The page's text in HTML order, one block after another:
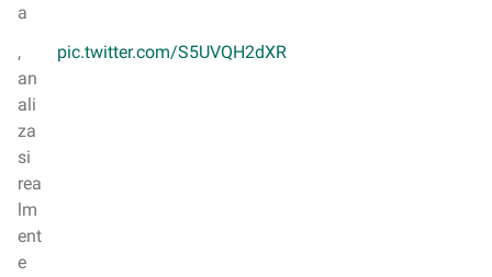
a
,
an
ali
za
si
rea
lm
ent
e
pic.twitter.com/S5UVQH2dXR